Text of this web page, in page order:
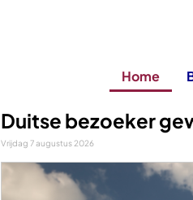
Home
Duitse bezoeker
Vrijdag 7 augustus 2026